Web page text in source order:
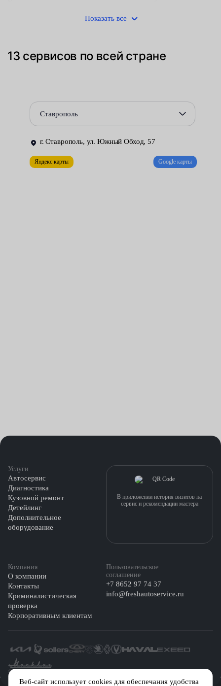
сервисных центров Fresh Auto:
царапины;
сколы — повреждение наружного слоя, по форме в виде
двойной удар — столкновение и попадание камня;
Показать все
13 сервисов по всей стране
Ставрополь
г. Ставрополь, ул. Южный Обход, 57
Яндекс карты Google карты
Веб-сайт использует cookies для обеспечания удобства
Услуги
Автосервис
Диагностика
Кузовной ремонт
Детейлинг
Дополнительное
оборудование
Компания
О компании
Контакты
Криминалистическая
проверка
Корпоративным клиентам
Пользовательское
соглашение
+7 8652 97 74 37
info@freshautoservice.ru
В приложении история визитов на
сервис и рекомендации мастера
©️ 2026 Fresh Auto